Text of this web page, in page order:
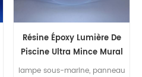
Résine Époxy Lumière De
Piscine Ultra Mince Mural
Blanc 40w
lampe sous-marine, panneau